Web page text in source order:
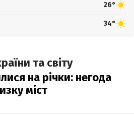
26°
34°
та світу
на річки: негода
міст